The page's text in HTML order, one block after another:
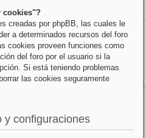
cookies"?
creadas por phpBB, las cuales le
a determinados recursos del foro
cookies proveen funciones como
del foro por el usuario si la
Si está teniendo problemas
las cookies seguramente
y configuraciones